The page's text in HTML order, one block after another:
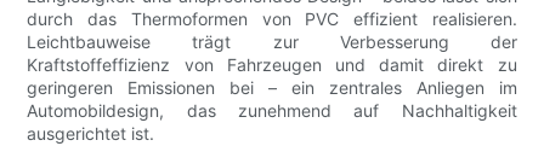
durch das Thermoformen von PVC effizient realisieren.
Leichtbauweise trägt zur Verbesserung der
Kraftstoffeffizienz von Fahrzeugen und damit direkt zu
geringeren Emissionen bei – ein zentrales Anliegen im
Automobildesign, das zunehmend auf Nachhaltigkeit
ausgerichtet ist.